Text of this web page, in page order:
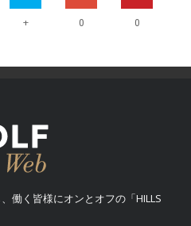
+ 0 0
働く皆様にオンとオフの「HILLS